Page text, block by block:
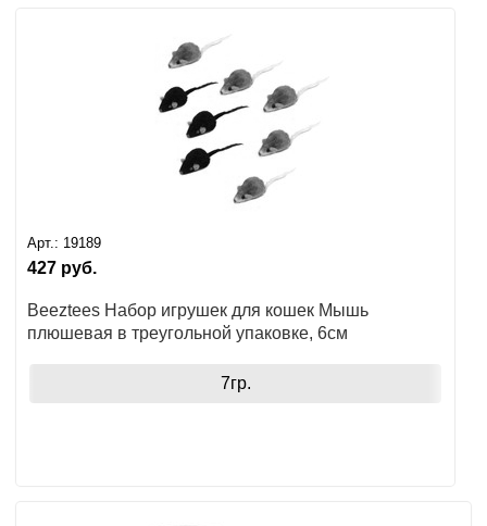
Арт.: 19189
427 руб.
Beeztees Набор игрушек для кошек Мышь
плюшевая в треугольной упаковке, 6см
7гр.